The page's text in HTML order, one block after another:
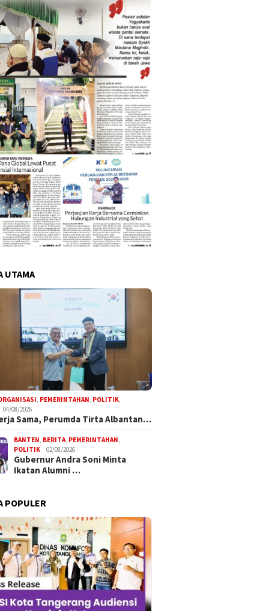
UTAMA
, PEMERINTAHAN, POLITIK,
04/08/2026
Sama, Perumda Tirta Albantan…
BANTEN, BERITA, PEMERINTAHAN,
POLITIK
02/08/2026
Gubernur Andra Soni Minta
Ikatan Alumni …
POPULER